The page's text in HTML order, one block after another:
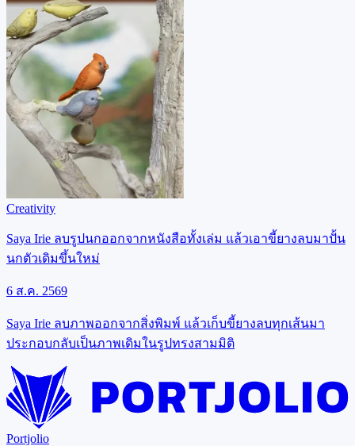
Creativity
Saya Irie ลบรูปนกออกจากหนังสือทั้งเล่ม แล้วเอาขี้ยางลบมาปั้น
นกตัวเดิมขึ้นใหม่
6 ส.ค. 2569
Saya Irie ลบภาพออกจากสิ่งพิมพ์ แล้วเก็บขี้ยางลบทุกเส้นมา
ประกอบกลับเป็นภาพเดิมในรูปทรงสามมิติ
Portjolio